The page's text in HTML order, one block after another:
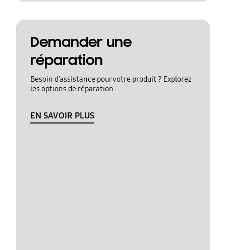
Demander une
réparation
Besoin d’assistance pour votre produit ? Explorez
les options de réparation
EN SAVOIR PLUS